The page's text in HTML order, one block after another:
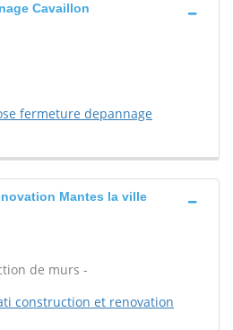
Cavaillon
fermeture depannage
Mantes la ville
de murs -
construction et renovation